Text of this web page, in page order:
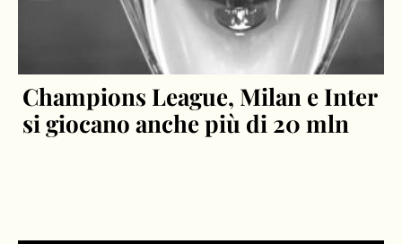
Champions League, Milan e Inter
si giocano anche più di 20 mln